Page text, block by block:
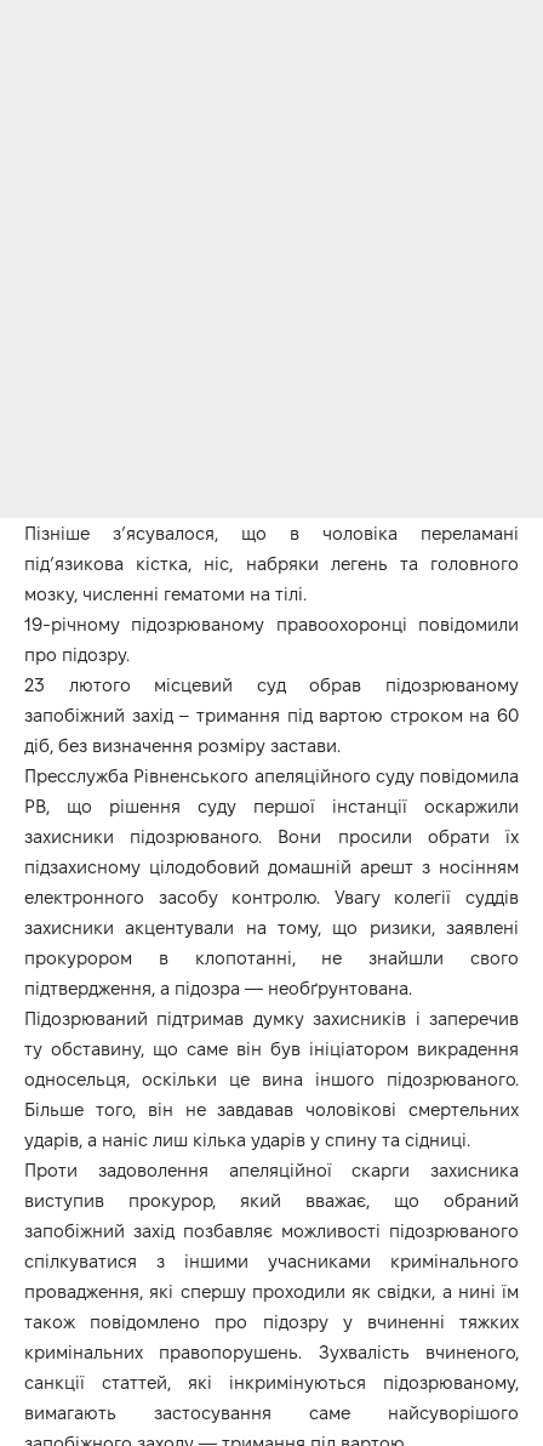
Пізніше з’ясувалося, що в чоловіка переламані
під’язикова кістка, ніс, набряки легень та головного
мозку, численні гематоми на тілі.
19-річному підозрюваному правоохоронці повідомили
про підозру.
23 лютого місцевий суд обрав підозрюваному
запобіжний захід – тримання під вартою строком на 60
діб, без визначення розміру застави.
Пресслужба Рівненського апеляційного суду повідомила
РВ, що рішення суду першої інстанції оскаржили
захисники підозрюваного. Вони просили обрати їх
підзахисному цілодобовий домашній арешт з носінням
електронного засобу контролю. Увагу колегії суддів
захисники акцентували на тому, що ризики, заявлені
прокурором в клопотанні, не знайшли свого
підтвердження, а підозра — необґрунтована.
Підозрюваний підтримав думку захисників і заперечив
ту обставину, що саме він був ініціатором викрадення
односельця, оскільки це вина іншого підозрюваного.
Більше того, він не завдавав чоловікові смертельних
ударів, а наніс лиш кілька ударів у спину та сідниці.
Проти задоволення апеляційної скарги захисника
виступив прокурор, який вважає, що обраний
запобіжний захід позбавляє можливості підозрюваного
спілкуватися з іншими учасниками кримінального
провадження, які спершу проходили як свідки, а нині їм
також повідомлено про підозру у вчиненні тяжких
кримінальних правопорушень. Зухвалість вчиненого,
санкції статтей, які інкримінуються підозрюваному,
вимагають застосування саме найсуворішого